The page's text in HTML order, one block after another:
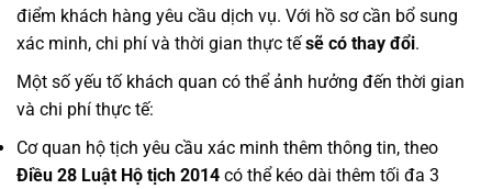
điểm khách hàng yêu cầu dịch vụ. Với hồ sơ cần bổ sung
xác minh, chi phí và thời gian thực tếsẽ có thay đổi.
Một số yếu tố khách quan có thể ảnh hưởng đến thời gian
và chi phí thực tế:
Cơ quan hộ tịch yêu cầu xác minh thêm thông tin, theo
Điều 28 Luật Hộ tịch 2014 có thể kéo dài thêm tối đa 3